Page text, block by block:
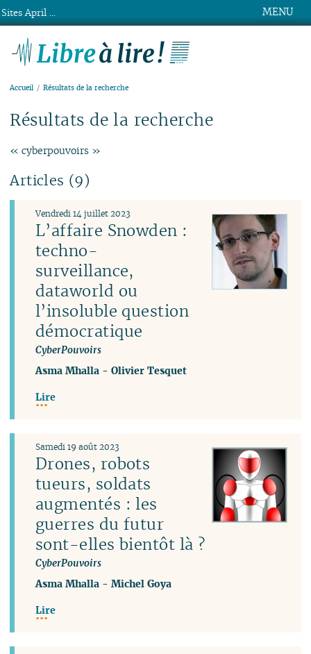
MENU
Accueil Résultats de la recherche
Résultats de la recherche
« cyberpouvoirs »
Articles (9)
L’affaire Snowden :
techno-
surveillance,
dataworld ou
l’insoluble question
démocratique
CyberPouvoirs
Vendredi 14 juillet 2023
Asma Mhalla -Olivier Tesquet
Lire
Drones, robots
tueurs, soldats
augmentés : les
guerres du futur
sont-elles bientôt là ?
CyberPouvoirs
Samedi 19 août 2023
Asma Mhalla -Michel Goya
Lire
Sites April ...